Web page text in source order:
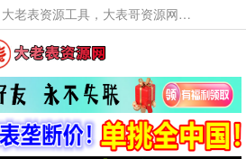
本网站提供资源工具下载，大老表资源工具，大表哥资源网软件工具，大老表资源下载，活动线报福利资源分享,活动线报，大型网游经典游戏，网络热门技术游戏辅助交流与分享。